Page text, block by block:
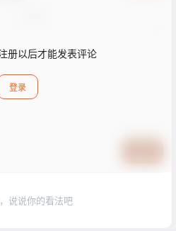
册以后才能发表评论
登录
说说你的看法吧